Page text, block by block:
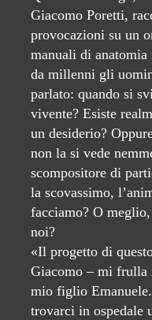
Giacomo Poretti,
provocazioni su un
manuali di
da millenni gli
parlato: quando si
vivente? Esiste
un desiderio?
non la si vede
scompositore di
la scovassimo,
facciamo? O
noi?
«Il progetto di
Giacomo – mi frulla
mio figlio
trovarci in ospedale